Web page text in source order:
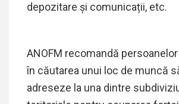
depozitare și comunicații, etc.
ANOFM recomandă
în căutarea unui loc de muncă
adreseze la una dintre